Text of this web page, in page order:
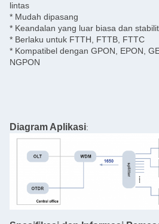
lintas
* Mudah dipasang
* Keandalan yang luar biasa dan
* Berlaku untuk FTTH, FTTB, FTTC
* Kompatibel dengan GPON, EPON,
NGPON
Diagram Aplikasi: